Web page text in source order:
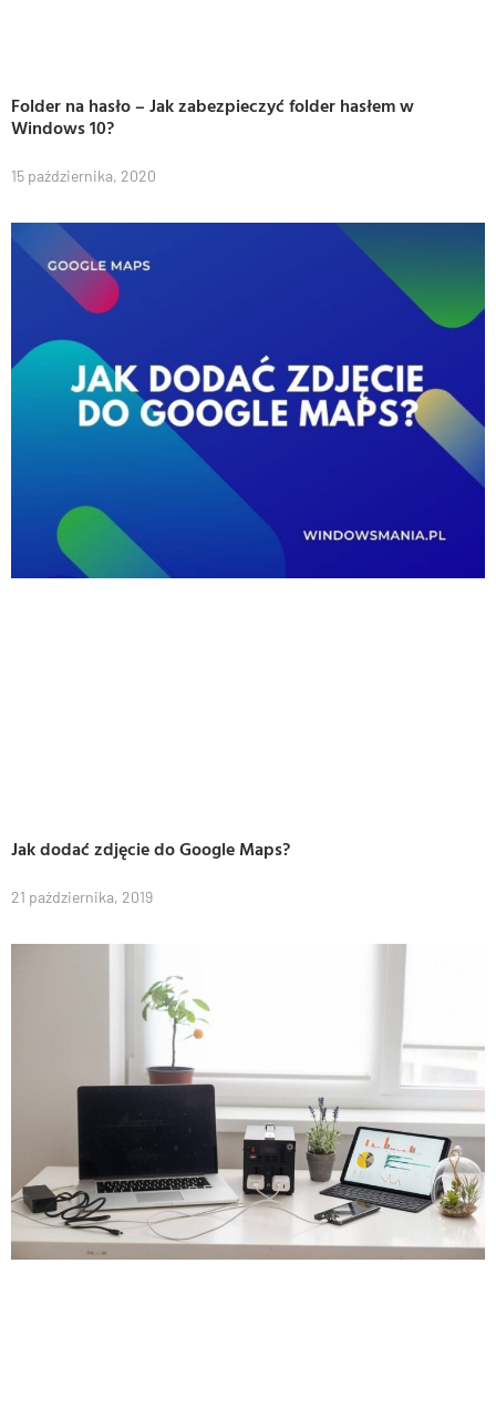
Folder na hasło – Jak zabezpieczyć folder hasłem w
Windows 10?
15 października, 2020
Jak dodać zdjęcie do Google Maps?
21 października, 2019